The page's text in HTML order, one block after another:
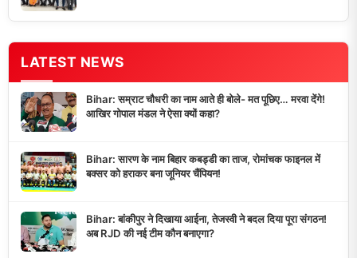
LATEST NEWS
Bihar: सम्राट चौधरी का नाम आते ही बोले- मत पूछिए… मरवा देंगे!
आखिर गोपाल मंडल ने ऐसा क्यों कहा?
Bihar: सारण के नाम बिहार कबड्डी का ताज, रोमांचक फाइनल में
बक्सर को हराकर बना जूनियर चैंपियन!
Bihar: बांकीपुर ने दिखाया आईना, तेजस्वी ने बदल दिया पूरा संगठन!
अब RJD की नई टीम कौन बनाएगा?